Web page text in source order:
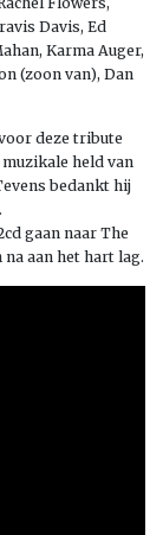
Davis, Ed
Karma Auger,
(zoon van), Dan
deze tribute
held van
bedankt hij
gaan naar The
aan het hart lag.